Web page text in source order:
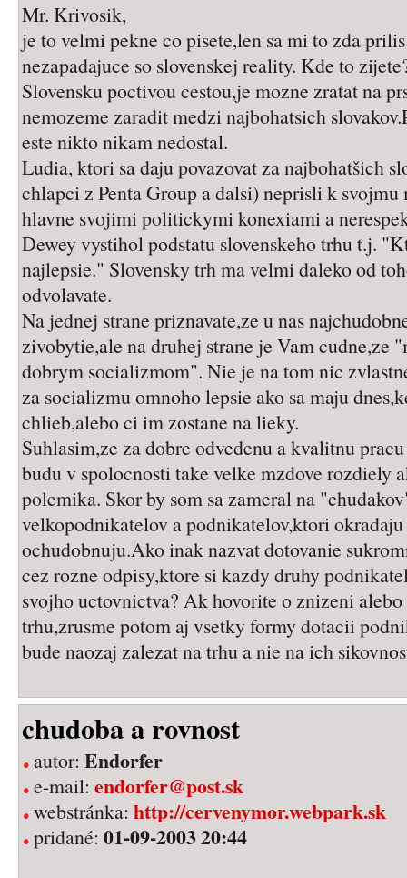
Mr. Krivosik,
je to velmi pekne co pisete,len sa mi to zda
nezapadajuce so slovenskej reality. Kde to
Slovensku poctivou cestou,je mozne zratat na
nemozeme zaradit medzi najbohatsich
este nikto nikam nedostal.
Ludia, ktori sa daju povazovat za najbohatšich
chlapci z Penta Group a dalsi) neprisli k
hlavne svojimi politickymi konexiami a
Dewey vystihol podstatu slovenskeho trhu t.j.
najlepsie." Slovensky trh ma velmi daleko od
odvolavate.
Na jednej strane priznavate,ze u nas
zivobytie,ale na druhej strane je Vam cudne,ze
dobrym socializmom". Nie je na tom nic
za socializmu omnoho lepsie ako sa maju
chlieb,alebo ci im zostane na lieky.
Suhlasim,ze za dobre odvedenu a kvalitnu
budu v spolocnosti take velke mzdove rozdiely
polemika. Skor by som sa zameral na
velkopodnikatelov a podnikatelov,ktori
ochudobnuju.Ako inak nazvat dotovanie
cez rozne odpisy,ktore si kazdy druhy
svojho uctovnictva? Ak hovorite o znizeni alebo
trhu,zrusme potom aj vsetky formy dotacii
bude naozaj zalezat na trhu a nie na ich
chudoba a rovnost
autor: Endorfer
e-mail: endorfer@post.sk
webstránka: http://cervenymor.webpark.sk
pridané: 01-09-2003 20:44